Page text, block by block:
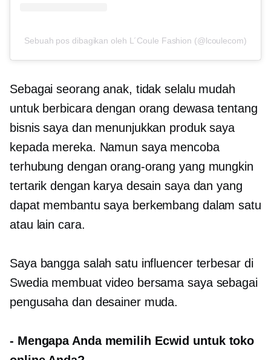
Sebuah pos dibagikan oleh L´Coule Fashion (@lcoulecom)
Sebagai seorang anak, tidak selalu mudah
untuk berbicara dengan orang dewasa tentang
bisnis saya dan menunjukkan produk saya
kepada mereka. Namun saya mencoba
terhubung dengan orang-orang yang mungkin
tertarik dengan karya desain saya dan yang
dapat membantu saya berkembang dalam satu
atau lain cara.
Saya bangga salah satu influencer terbesar di
Swedia membuat video bersama saya sebagai
pengusaha dan desainer muda.
- Mengapa Anda memilih Ecwid untuk toko